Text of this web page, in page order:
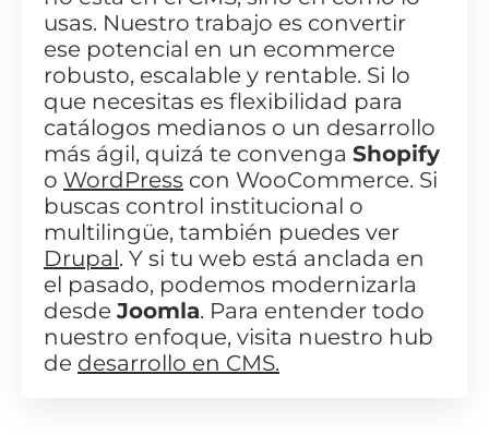
usas. Nuestro trabajo es convertir
ese potencial en un ecommerce
robusto, escalable y rentable. Si lo
que necesitas es flexibilidad para
catálogos medianos o un desarrollo
más ágil, quizá te convenga Shopify
o WordPress con WooCommerce. Si
buscas control institucional o
multilingüe, también puedes ver
Drupal. Y si tu web está anclada en
el pasado, podemos modernizarla
desde Joomla. Para entender todo
nuestro enfoque, visita nuestro hub
de desarrollo en CMS.